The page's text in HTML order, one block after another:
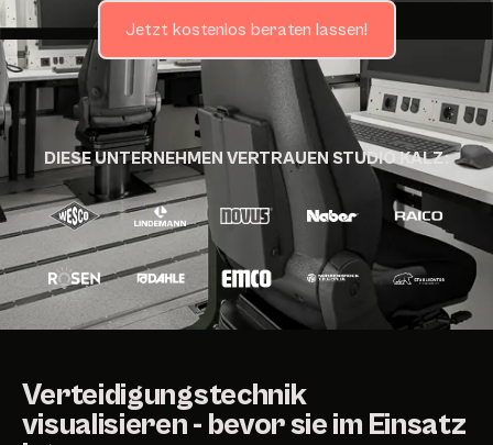
Jetzt kostenlos beraten lassen!
DIESE UNTERNEHMEN VERTRAUEN STUDIO KALZ:
Verteidigungstechnik
visualisieren - bevor sie im Einsatz